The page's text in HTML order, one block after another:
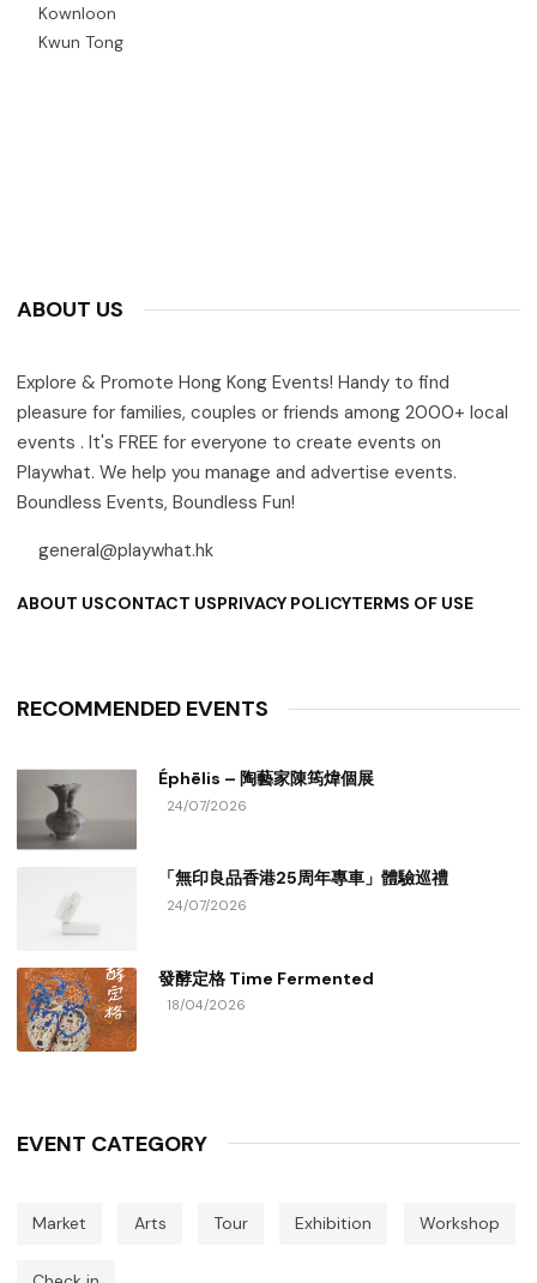
Kownloon
Kwun Tong
ABOUT US
Explore & Promote Hong Kong Events! Handy to find
pleasure for families, couples or friends among 2000+ local
events . It's FREE for everyone to create events on
Playwhat. We help you manage and advertise events.
Boundless Events, Boundless Fun!
general@playwhat.hk
ABOUT USCONTACT USPRIVACY POLICYTERMS OF USE
RECOMMENDED EVENTS
Éphēlis – 陶藝家陳筠煒個展
24/07/2026
「無印良品香港25周年專車」體驗巡禮
24/07/2026
發酵定格 Time Fermented
18/04/2026
EVENT CATEGORY
Market Arts Tour Exhibition Workshop